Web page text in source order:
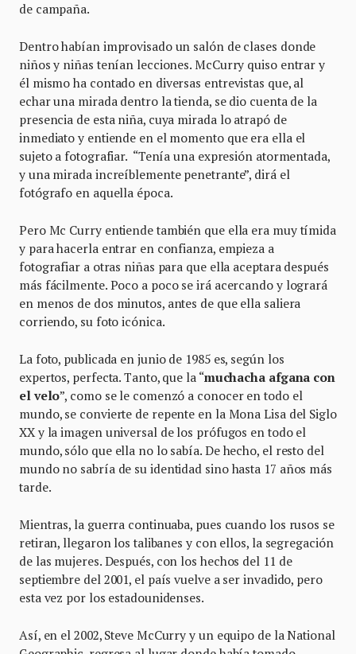
de campaña.
Dentro habían improvisado un salón de clases donde
niños y niñas tenían lecciones. McCurry quiso entrar y
él mismo ha contado en diversas entrevistas que, al
echar una mirada dentro la tienda, se dio cuenta de la
presencia de esta niña, cuya mirada lo atrapó de
inmediato y entiende en el momento que era ella el
sujeto a fotografiar. “Tenía una expresión atormentada,
y una mirada increíblemente penetrante”, dirá el
fotógrafo en aquella época.
Pero Mc Curry entiende también que ella era muy tímida
y para hacerla entrar en confianza, empieza a
fotografiar a otras niñas para que ella aceptara después
más fácilmente. Poco a poco se irá acercando y logrará
en menos de dos minutos, antes de que ella saliera
corriendo, su foto icónica.
La foto, publicada en junio de 1985 es, según los
expertos, perfecta. Tanto, que la “muchacha afgana con
el velo”, como se le comenzó a conocer en todo el
mundo, se convierte de repente en la Mona Lisa del Siglo
XX y la imagen universal de los prófugos en todo el
mundo, sólo que ella no lo sabía. De hecho, el resto del
mundo no sabría de su identidad sino hasta 17 años más
tarde.
Mientras, la guerra continuaba, pues cuando los rusos se
retiran, llegaron los talibanes y con ellos, la segregación
de las mujeres. Después, con los hechos del 11 de
septiembre del 2001, el país vuelve a ser invadido, pero
esta vez por los estadounidenses.
Así, en el 2002, Steve McCurry y un equipo de la National